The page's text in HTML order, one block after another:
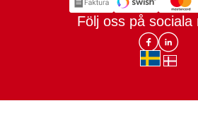
Följ oss på sociala
Lomax
sv-SEda-DK